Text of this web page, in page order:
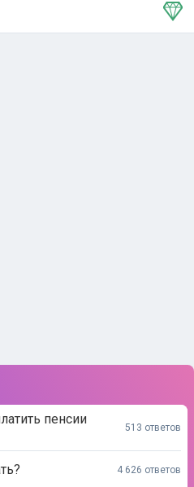
пенсии
513 ответов
4 626 ответов